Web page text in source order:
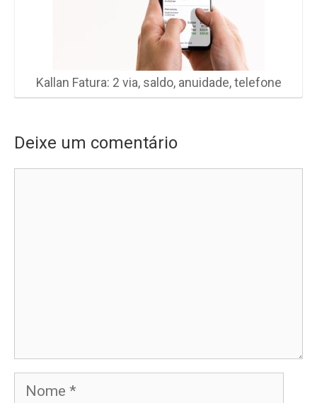
Kallan Fatura: 2 via, saldo, anuidade, telefone
Deixe um comentário
Nome